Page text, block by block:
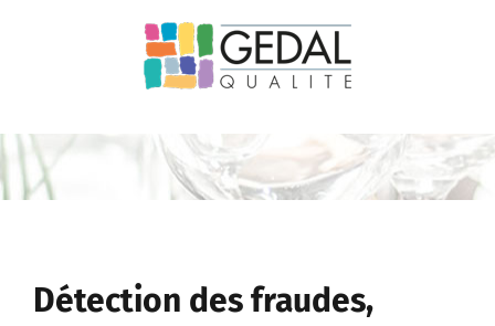
Détection des fraudes,